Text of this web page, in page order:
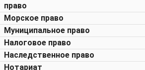
право
Морское право
Муниципальное право
Налоговое право
Наследственное право
Нотариат